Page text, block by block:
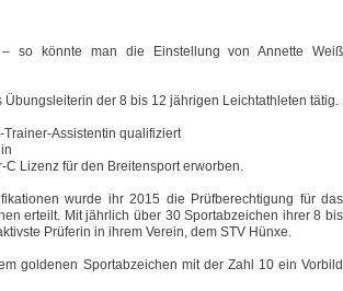
so könnte man die Einstellung von Annette Weiß
Übungsleiterin der 8 bis 12 jährigen Leichtathleten tätig.
Assistentin qualifiziert
Lizenz für den Breitensport erworben.
wurde ihr 2015 die Prüfberechtigung für das
erteilt. Mit jährlich über 30 Sportabzeichen ihrer 8 bis
Prüferin in ihrem Verein, dem STV Hünxe.
goldenen Sportabzeichen mit der Zahl 10 ein Vorbild